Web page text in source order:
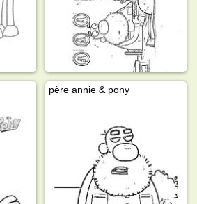
père annie & pony